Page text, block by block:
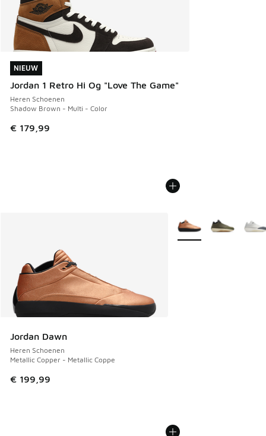
NIEUW
Jordan 1 Retro Hi Og "Love The Game"
Heren Schoenen
Shadow Brown - Multi - Color
€ 179,99
NIEUW
Jordan Dawn
Heren Schoenen
Metallic Copper - Metallic Coppe
€ 199,99
Meer kleuren